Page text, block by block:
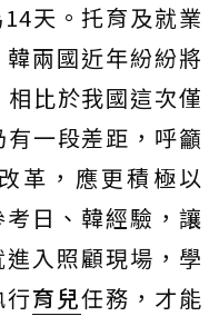
天。托育及就業
兩國近年紛紛將
比於我國這次僅
一段差距，呼籲
革，應更積極以
日、韓經驗，讓
入照顧現場，學
育兒任務，才能